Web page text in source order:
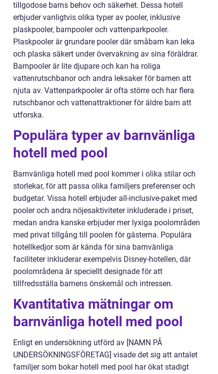
tillgodose barns behov och säkerhet. Dessa hotell
erbjuder vanligtvis olika typer av pooler, inklusive
plaskpooler, barnpooler och vattenparkpooler.
Plaskpooler är grundare pooler där småbarn kan leka
och plaska säkert under övervakning av sina föräldrar.
Barnpooler är lite djupare och kan ha roliga
vattenrutschbanor och andra leksaker för barnen att
njuta av. Vattenparkpooler är ofta större och har flera
rutschbanor och vattenattraktioner för äldre barn att
utforska.
Populära typer av barnvänliga
hotell med pool
Barnvänliga hotell med pool kommer i olika stilar och
storlekar, för att passa olika familjers preferenser och
budgetar. Vissa hotell erbjuder all-inclusive-paket med
pooler och andra nöjesaktiviteter inkluderade i priset,
medan andra kanske erbjuder mer lyxiga poolområden
med privat tillgång till poolen för gästerna. Populära
hotellkedjor som är kända för sina barnvänliga
faciliteter inkluderar exempelvis Disney-hotellen, där
poolområdena är speciellt designade för att
tillfredsställa barnens önskemål och intressen.
Kvantitativa mätningar om
barnvänliga hotell med pool
Enligt en undersökning utförd av [NAMN PÅ
UNDERSÖKNINGSFÖRETAG] visade det sig att antalet
familjer som bokar hotell med pool har ökat stadigt